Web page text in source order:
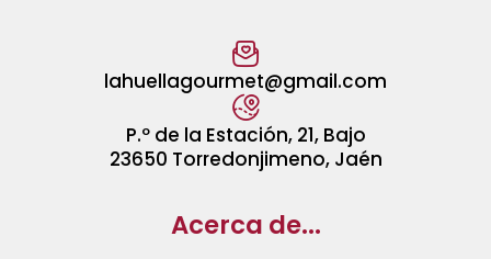
lahuellagourmet@gmail.com
P.º de la Estación, 21, Bajo
23650 Torredonjimeno, Jaén
Acerca de...